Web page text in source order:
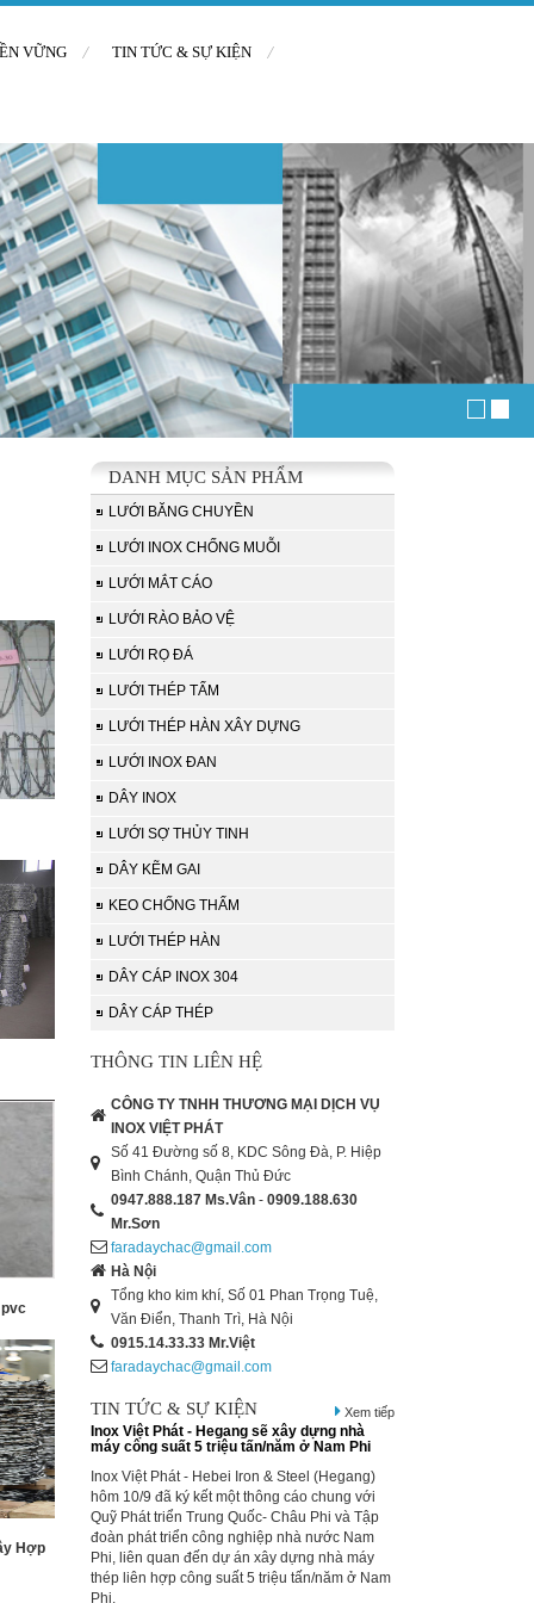
VỮNG TIN TỨC & SỰ KIỆN
Hợp
DANH MỤC SẢN PHẨM
LƯỚI BĂNG CHUYỀN
LƯỚI INOX CHỐNG MUỖI
LƯỚI MẮT CÁO
LƯỚI RÀO BẢO VỆ
LƯỚI RỌ ĐÁ
LƯỚI THÉP TẤM
LƯỚI THÉP HÀN XÂY DỰNG
LƯỚI INOX ĐAN
DÂY INOX
LƯỚI SỢ THỦY TINH
DÂY KẼM GAI
KEO CHỐNG THẤM
LƯỚI THÉP HÀN
DÂY CÁP INOX 304
DÂY CÁP THÉP
THÔNG TIN LIÊN HỆ
CÔNG TY TNHH THƯƠNG MẠI DỊCH VỤ
INOX VIỆT PHÁT
Số 41 Đường số 8, KDC Sông Đà, P. Hiệp
Bình Chánh, Quận Thủ Đức
0947.888.187 Ms.Vân - 0909.188.630
Mr.Sơn
faradaychac@gmail.com
Hà Nội
Tổng kho kim khí, Số 01 Phan Trọng Tuệ,
Văn Điển, Thanh Trì, Hà Nội
0915.14.33.33 Mr.Việt
faradaychac@gmail.com
TIN TỨC & SỰ KIỆN Xem tiếp
Inox Việt Phát - Thị trường thép thế giới ngày
Inox Việt Phát - Trung Quốc xuất khẩu 7,76
triệu tấn thép thành phẩm trong tháng 8/2014,
tăng 26% so với cùng thời gian năm 2013. Tuy
nhiên, con số này thấp hơn 3,7% so với 8,06
triệu tấn trong tháng Bảy.